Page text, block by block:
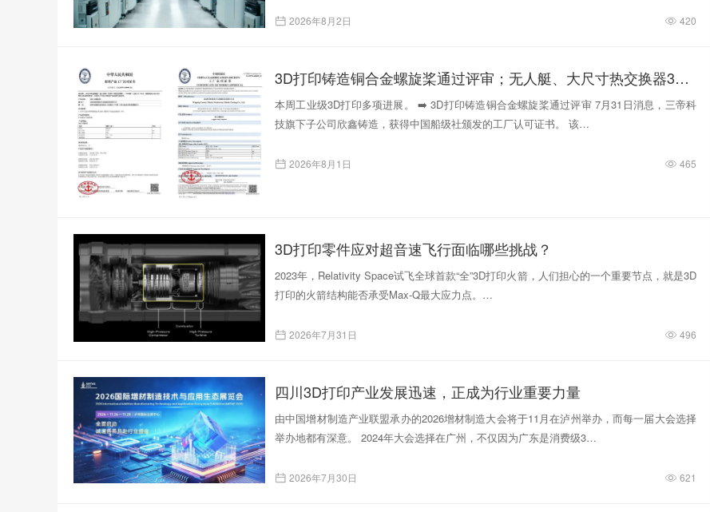
2026年8月2日 420
3D打印铸造铜合金螺旋桨通过评审；无人艇、大尺寸热交换器3D打印；人民网报道两家3D打印企业
本周工业级3D打印多项进展。 ➡️ 3D打印铸造铜合金螺旋桨通过评审 7月31日消息，三帝科
技旗下子公司欣鑫铸造，获得中国船级社颁发的工厂认可证书。 该…
2026年8月1日 465
3D打印零件应对超音速飞行面临哪些挑战？
2023年，Relativity Space试飞全球首款“全”3D打印火箭，人们担心的一个重要节点，就是3D
打印的火箭结构能否承受Max-Q最大应力点。…
2026年7月31日 496
四川3D打印产业发展迅速，正成为行业重要力量
由中国增材制造产业联盟承办的2026增材制造大会将于11月在泸州举办，而每一届大会选择
举办地都有深意。 2024年大会选择在广州，不仅因为广东是消费级3…
2026年7月30日 621